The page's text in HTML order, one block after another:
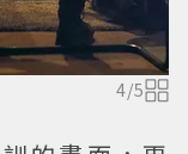
4/5